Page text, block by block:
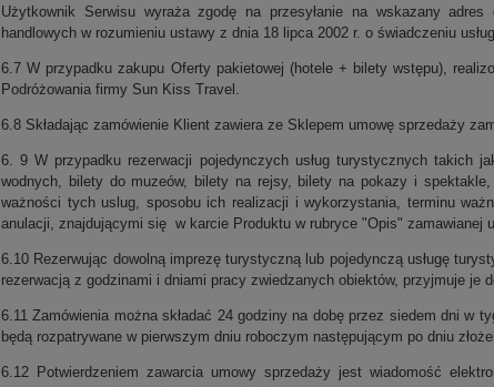
Użytkownik Serwisu wyraża zgodę na przesyłanie na wskazany
handlowych w rozumieniu ustawy z dnia 18 lipca 2002 r. o świadczeniu
6.7 W przypadku zakupu Oferty pakietowej (hotele + bilety wstępu),
Podróżowania firmy Sun Kiss Travel.
6.8 Składając zamówienie Klient zawiera ze Sklepem umowę sprzedaży
6. 9 W przypadku rezerwacji pojedynczych usług turystycznych takich
wodnych, bilety do muzeów, bilety na rejsy, bilety na pokazy i
ważności tych uslug, sposobu ich realizacji i wykorzystania, terminu
anulacji, znajdującymi się w karcie Produktu w rubryce "Opis" zamawianej
6.10 Rezerwując dowolną imprezę turystyczną lub pojedynczą usługę
rezerwacją z godzinami i dniami pracy zwiedzanych obiektów, przyjmuje je
6.11 Zamówienia można składać 24 godziny na dobę przez siedem dni w
będą rozpatrywane w pierwszym dniu roboczym następującym po dniu
6.12 Potwierdzeniem zawarcia umowy sprzedaży jest wiadomość